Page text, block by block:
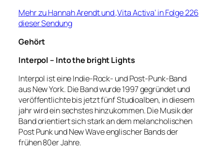
Mehr zu Hannah Arendt und ‚Vita Activa‘ in Folge 226
dieser Sendung
Gehört
Interpol – Into the bright Lights
Interpol ist eine Indie-Rock- und Post-Punk-Band
aus New York. Die Band wurde 1997 gegründet und
veröffentlichte bis jetzt fünf Studioalben, in diesem
jahr wird ein sechstes hinzukommen. Die Musik der
Band orientiert sich stark an dem melancholischen
Post Punk und New Wave englischer Bands der
frühen 80er Jahre.